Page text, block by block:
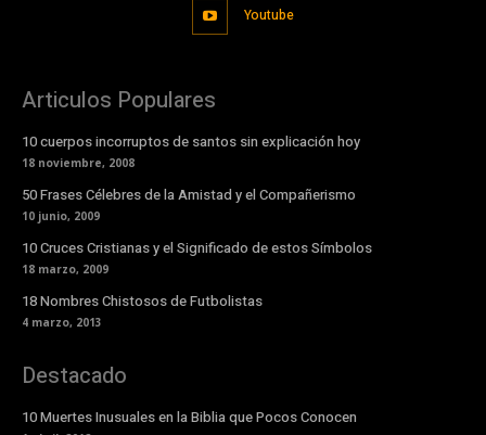
Youtube
Articulos Populares
10 cuerpos incorruptos de santos sin explicación hoy
18 noviembre, 2008
50 Frases Célebres de la Amistad y el Compañerismo
10 junio, 2009
10 Cruces Cristianas y el Significado de estos Símbolos
18 marzo, 2009
18 Nombres Chistosos de Futbolistas
4 marzo, 2013
Destacado
10 Muertes Inusuales en la Biblia que Pocos Conocen